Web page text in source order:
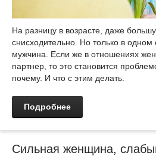
На разницу в возрасте, даже
снисходительно. Но только в
мужчина. Если же в отношениях
партнер, то это становится
почему. И что с этим делать.
Подробнее
Сильная женщина,